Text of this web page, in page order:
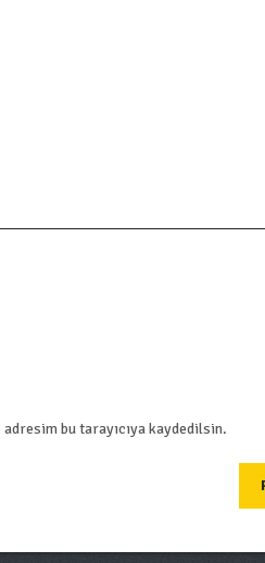
bu tarayıcıya kaydedilsin.